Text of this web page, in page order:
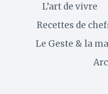
L’art de vivre
Recettes de
Le Geste & la